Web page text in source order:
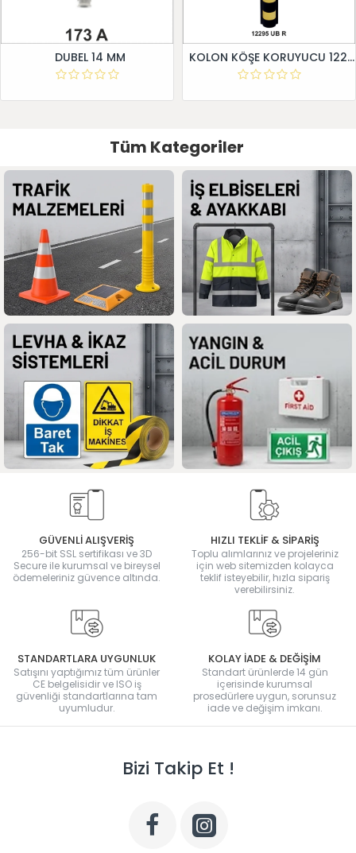
DUBEL 14 MM KOLON KÖŞE KORUYUCU 12295 UB R
Tüm Kategoriler
GÜVENLİ ALIŞVERİŞ
256-bit SSL sertifikası ve 3D
Secure ile kurumsal ve bireysel
ödemeleriniz güvence altında.
HIZLI TEKLİF & SİPARİŞ
Toplu alımlarınız ve projeleriniz
için web sitemizden kolayca
teklif isteyebilir, hızla sipariş
verebilirsiniz.
STANDARTLARA UYGUNLUK
Satışını yaptığımız tüm ürünler
CE belgelisidir ve ISO iş
güvenliği standartlarına tam
uyumludur.
KOLAY İADE & DEĞİŞİM
Standart ürünlerde 14 gün
içerisinde kurumsal
prosedürlere uygun, sorunsuz
iade ve değişim imkanı.
Bizi Takip Et !